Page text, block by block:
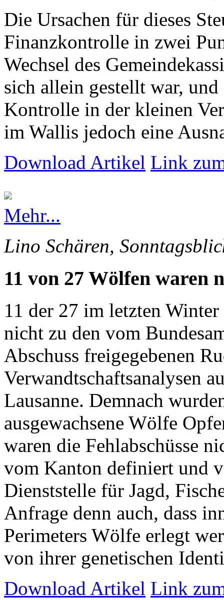
Die Ursachen für dieses
Finanzkontrolle in zwei
Wechsel des
sich allein gestellt war,
Kontrolle in der kleinen
im Wallis jedoch eine
Download Artikel Link
Mehr...
Lino Schären,
11 von 27 Wölfen waren
11 der 27 im letzten
nicht zu den vom
Abschuss freigegebenen
Verwandtschaftsanalysen
Lausanne. Demnach
ausgewachsene Wölfe
waren die Fehlabschüsse
vom Kanton definiert und
Dienststelle für Jagd,
Anfrage denn auch, dass
Perimeters Wölfe erlegt
von ihrer genetischen
Download Artikel Link